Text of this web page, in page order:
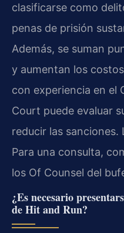
clasificarse como
penas de prisión
Además, se suman
y aumentan los
con experiencia en el
Court puede evaluar
reducir las sanciones.
Para una consulta,
los Of Counsel del
¿Es necesario
de Hit and Run?